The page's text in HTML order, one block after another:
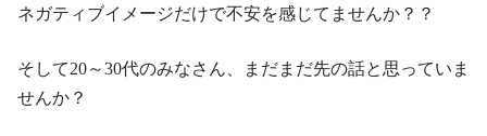
ネガティブイメージだけで不安を感じてませんか？？
そして20～30代のみなさん、まだまだ先の話と思っていま
せんか？